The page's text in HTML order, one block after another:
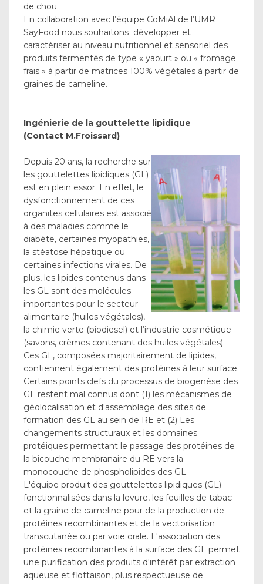
de chou.
En collaboration avec l’équipe CoMiAl de l’UMR
SayFood nous souhaitons développer et
caractériser au niveau nutritionnel et sensoriel des
produits fermentés de type « yaourt » ou « fromage
frais » à partir de matrices 100% végétales à partir de
graines de cameline.
Ingénierie de la gouttelette lipidique
(Contact M.Froissard)
Depuis 20 ans, la recherche sur
les gouttelettes lipidiques (GL)
est en plein essor. En effet, le
dysfonctionnement de ces
organites cellulaires est associé
à des maladies comme le
diabète, certaines myopathies,
la stéatose hépatique ou
certaines infections virales. De
plus, les lipides contenus dans
les GL sont des molécules
importantes pour le secteur
alimentaire (huiles végétales),
la chimie verte (biodiesel) et l’industrie cosmétique
(savons, crèmes contenant des huiles végétales).
Ces GL, composées majoritairement de lipides,
contiennent également des protéines à leur surface.
Certains points clefs du processus de biogenèse des
GL restent mal connus dont (1) les mécanismes de
géolocalisation et d'assemblage des sites de
formation des GL au sein de RE et (2) Les
changements structuraux et les domaines
protéiques permettant le passage des protéines de
la bicouche membranaire du RE vers la
monocouche de phospholipides des GL.
L'équipe produit des gouttelettes lipidiques (GL)
fonctionnalisées dans la levure, les feuilles de tabac
et la graine de cameline pour de la production de
protéines recombinantes et de la vectorisation
transcutanée ou par voie orale. L'association des
protéines recombinantes à la surface des GL permet
une purification des produits d'intérêt par extraction
aqueuse et flottaison, plus respectueuse de